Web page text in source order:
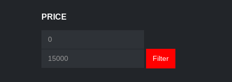
PRICE
Min.
Preis
Filter